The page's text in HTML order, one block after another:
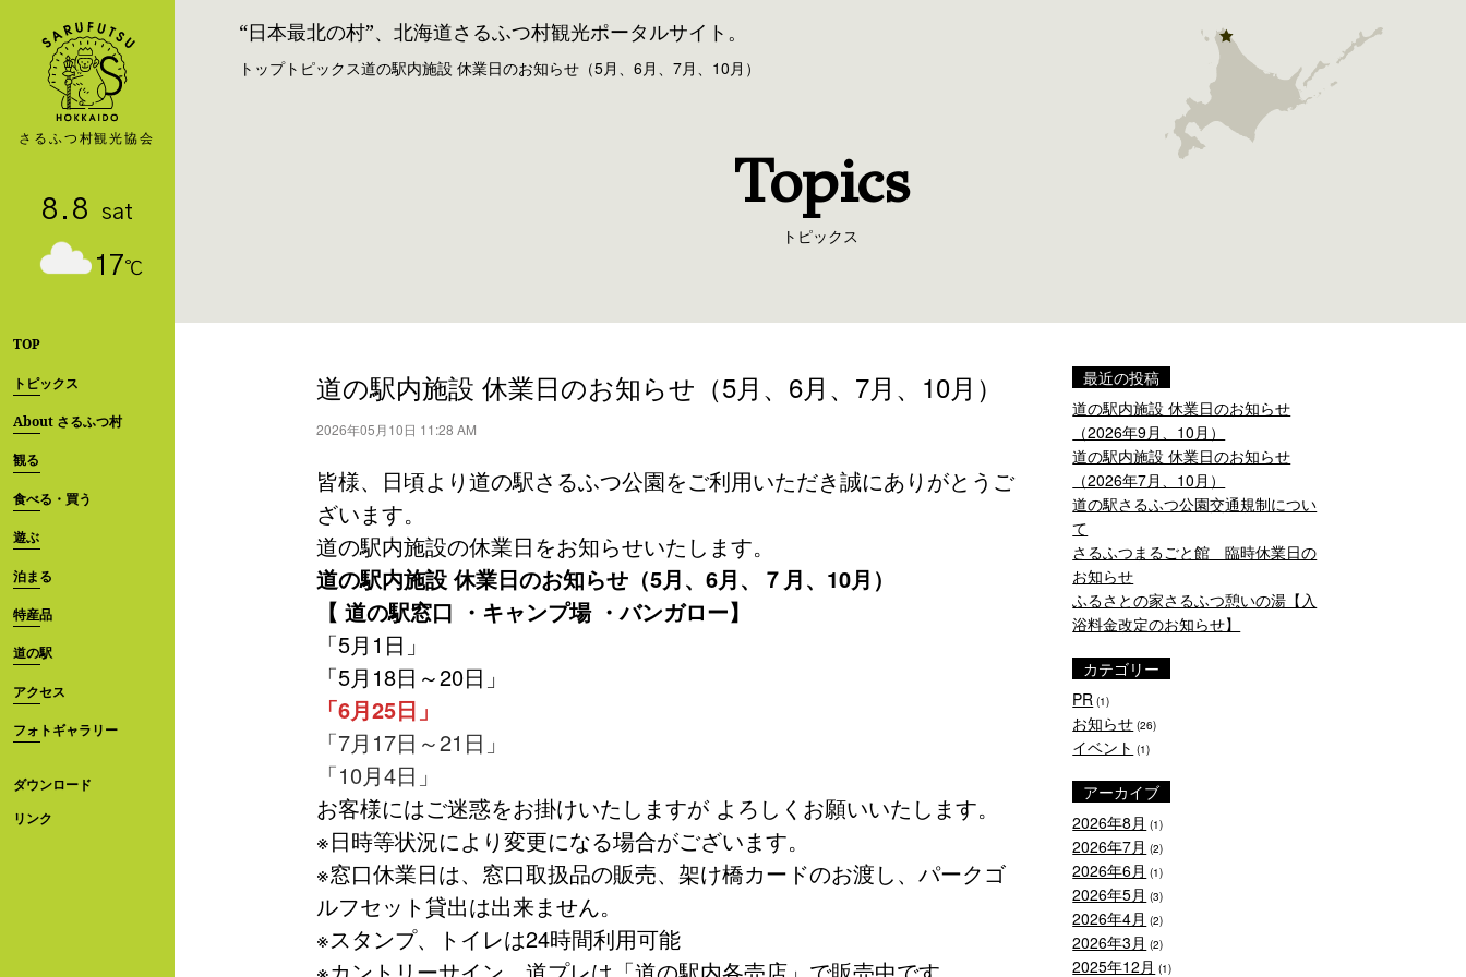
8.8 sat
17℃
TOP
トピックス
About さるふつ村
観る
食べる・買う
遊ぶ
泊まる
特産品
道の駅
アクセス
フォトギャラリー
ダウンロード
リンク
“日本最北の村”、北海道さるふつ村観光ポータルサイト。
トップトピックス道の駅内施設 休業日のお知らせ（5月、6月、7月、10月）
Topics
トピックス
道の駅内施設 休業日のお知らせ（5月、6月、7月、10月）
2026年05月10日 11:28 AM
皆様、日頃より道の駅さるふつ公園をご利用いただき誠にありがとうご
ざいます。
道の駅内施設の休業日をお知らせいたします。
道の駅内施設 休業日のお知らせ（5月、6月、７月、10月）
【 道の駅窓口 ・キャンプ場 ・バンガロー】
「5月1日」
「5月18日～20日」
「6月25日」
「7月17日～21日」
「10月4日」
お客様にはご迷惑をお掛けいたしますが よろしくお願いいたします。
※日時等状況により変更になる場合がございます。
※窓口休業日は、窓口取扱品の販売、架け橋カードのお渡し、パークゴ
ルフセット貸出は出来ません。
※スタンプ、トイレは24時間利用可能
最近の投稿
道の駅内施設 休業日のお知らせ
（2026年9月、10月）
道の駅内施設 休業日のお知らせ
（2026年7月、10月）
道の駅さるふつ公園交通規制につい
て
さるふつまるごと館 臨時休業日の
お知らせ
ふるさとの家さるふつ憩いの湯【入
浴料金改定のお知らせ】
カテゴリー
PR (1)
お知らせ (26)
イベント (1)
アーカイブ
2026年8月 (1)
2026年7月 (2)
2026年6月 (1)
2026年5月 (3)
2026年4月 (2)
2026年3月 (2)
2025年12月 (1)